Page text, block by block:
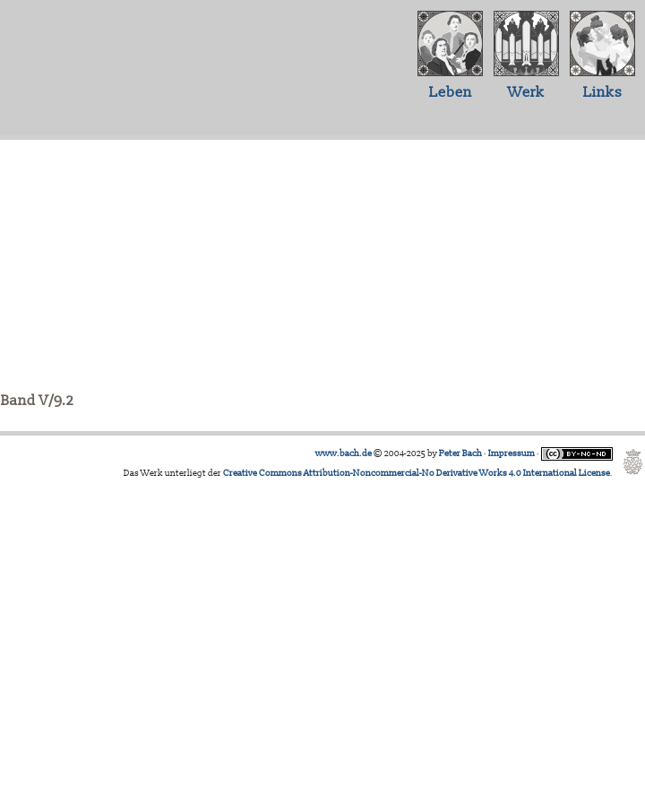
Leben Werk Links
Band V/9.2
www.bach.de© 2004-2025 byPeter Bach· Impressum·
Das Werk unterliegt derCreative Commons Attribution-Noncommercial-No Derivative Works 4.0 International License.